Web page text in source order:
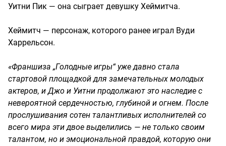
Уитни Пик — она сыграет девушку Хеймитча.
Хеймитч — персонаж, которого ранее играл Вуди
Харрельсон.
«Франшиза „Голодные игры“ уже давно стала
стартовой площадкой для замечательных молодых
актеров, и Джо и Уитни продолжают это наследие с
невероятной сердечностью, глубиной и огнем. После
прослушивания сотен талантливых исполнителей со
всего мира эти двое выделились — не только своим
талантом, но и эмоциональной правдой, которую они